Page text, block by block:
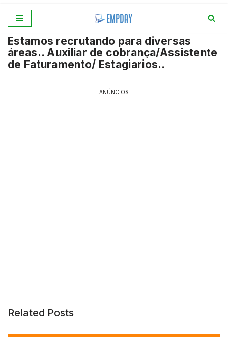
para
o
conteúdo
Estamos recrutando para diversas
áreas.. Auxiliar de cobrança/Assistente
de Faturamento/ Estagiarios..
ANÚNCIOS
Related Posts